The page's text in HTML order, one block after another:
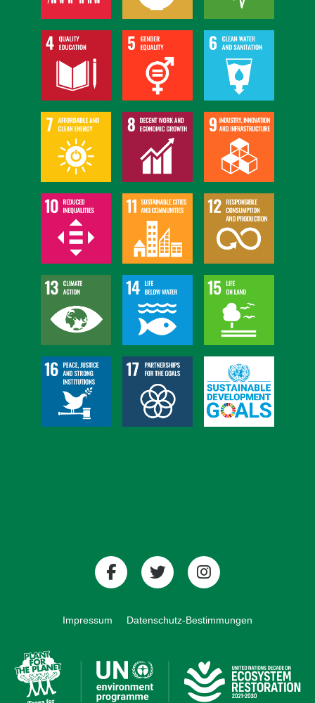
Impressum Datenschutz-Bestimmungen